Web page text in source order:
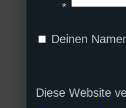
*
Deinen
Diese Website